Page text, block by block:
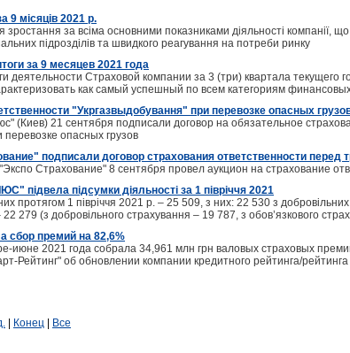
9 місяців 2021 р.
за всіма основними показниками діяльності компанії,
підрозділів та швидкого реагування на потреби ринку
за 9 месяцев 2021 года
Страховой компании за 3 (три) квартала
как самый успешный по всем категориям
"Укргазвыдобування" при перевозке опасных
(Киев) 21 сентября подписали договор на обязательное
опасных грузов
подписали договор страхования ответственности перед
Страхование" 8 сентября провел аукцион на страхование
підвела підсумки діяльності за 1 півріччя 2021
протягом 1 півріччя 2021 р. – 25 509, з них: 22 530 з
22 279 (з добровільного страхування – 19 787, з обов’язкового
сбор премий на 82,6%
июне 2021 года собрала 34,961 млн грн валовых страховых
Рейтинг" об обновлении компании кредитного рейтинга/
Конец Все